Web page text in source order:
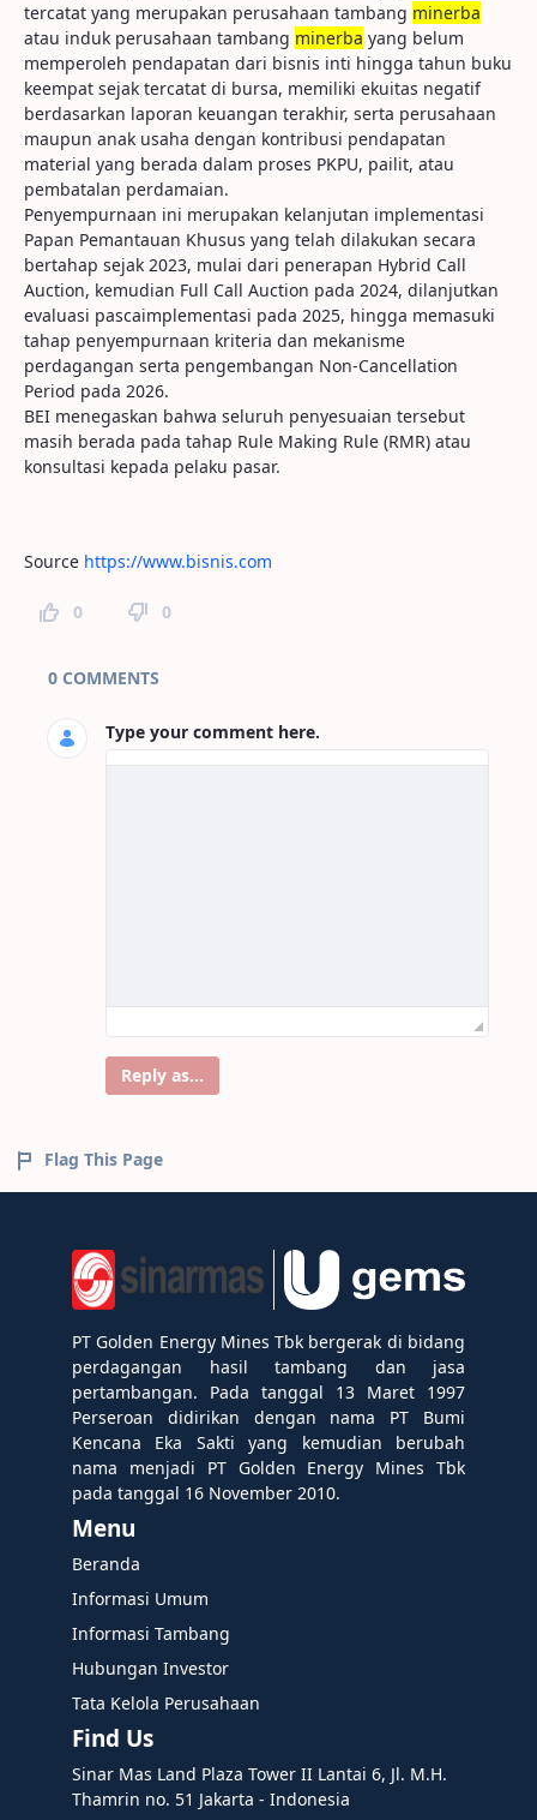
tercatat yang merupakan perusahaan tambang minerba
atau induk perusahaan tambang minerba yang belum
memperoleh pendapatan dari bisnis inti hingga tahun buku
keempat sejak tercatat di bursa, memiliki ekuitas negatif
berdasarkan laporan keuangan terakhir, serta perusahaan
maupun anak usaha dengan kontribusi pendapatan
material yang berada dalam proses PKPU, pailit, atau
pembatalan perdamaian.
Penyempurnaan ini merupakan kelanjutan implementasi
Papan Pemantauan Khusus yang telah dilakukan secara
bertahap sejak 2023, mulai dari penerapan Hybrid Call
Auction, kemudian Full Call Auction pada 2024, dilanjutkan
evaluasi pascaimplementasi pada 2025, hingga memasuki
tahap penyempurnaan kriteria dan mekanisme
perdagangan serta pengembangan Non-Cancellation
Period pada 2026.
BEI menegaskan bahwa seluruh penyesuaian tersebut
masih berada pada tahap Rule Making Rule (RMR) atau
konsultasi kepada pelaku pasar.
Source https://www.bisnis.com
0 0
Page Comments
0 COMMENTS
Type your comment here.
Reply as...
Flag This Page
PT Golden Energy Mines Tbk bergerak di bidang
perdagangan hasil tambang dan jasa
pertambangan. Pada tanggal 13 Maret 1997
Perseroan didirikan dengan nama PT Bumi
Kencana Eka Sakti yang kemudian berubah
nama menjadi PT Golden Energy Mines Tbk
pada tanggal 16 November 2010.
Menu
Beranda
Informasi Umum
Informasi Tambang
Hubungan Investor
Tata Kelola Perusahaan
Find Us
Sinar Mas Land Plaza Tower II Lantai 6, Jl. M.H.
Thamrin no. 51 Jakarta - Indonesia